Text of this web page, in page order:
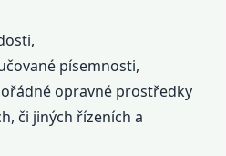
písemnosti,
opravné prostředky
či jiných řízeních a